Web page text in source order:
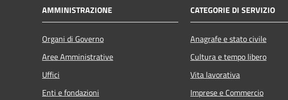
AMMINISTRAZIONE
Organi di Governo
Aree Amministrative
Uffici
Enti e fondazioni
CATEGORIE DI SERVIZIO
Anagrafe e stato civile
Cultura e tempo libero
Vita lavorativa
Imprese e Commercio